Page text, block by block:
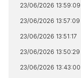
23/06/2026 13:59:09
23/06/2026 13:57:09
23/06/2026 13:51:17
23/06/2026 13:50:29
23/06/2026 13:43:00